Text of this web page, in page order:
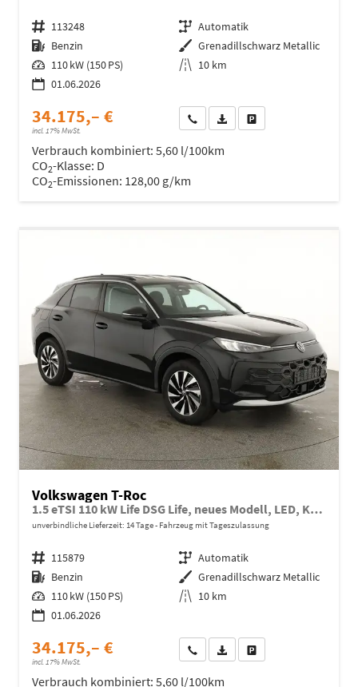
Fahrzeugnr. 113248 Getriebe Automatik
Kraftstoff Benzin Außenfarbe Grenadillschwarz Metallic
Leistung 110 kW (150 PS) Kilometerstand 10 km
01.06.2026
34.175,– €
incl. 17% MwSt.
Wir rufen Sie anFahrzeugexposé (PDF)
Verbrauch kombiniert: 5,60 l/100km
CO2-Klasse: D
CO2-Emissionen: 128,00 g/km
Volkswagen T-Roc
1.5 eTSI 110 kW Life DSG Life, neues Modell, LED, Kamera, Side, Winter, 17-Zoll
unverbindliche Lieferzeit: 14 Tage Fahrzeug mit Tageszulassung
Fahrzeugnr. 115879 Getriebe Automatik
Kraftstoff Benzin Außenfarbe Grenadillschwarz Metallic
Leistung 110 kW (150 PS) Kilometerstand 10 km
01.06.2026
34.175,– €
incl. 17% MwSt.
Wir rufen Sie anFahrzeugexposé (PDF)
Verbrauch kombiniert: 5,60 l/100km